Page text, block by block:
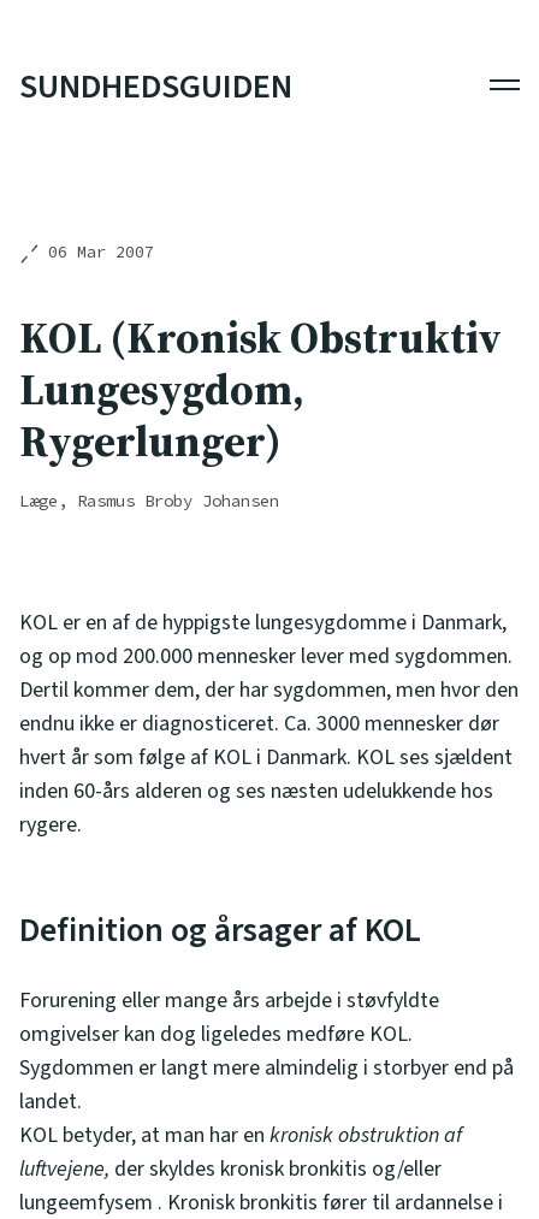
SUNDHEDSGUIDEN
06 Mar 2007
KOL (Kronisk Obstruktiv
Lungesygdom,
Rygerlunger)
Læge, Rasmus Broby Johansen
KOL er en af de hyppigste lungesygdomme i Danmark,
og op mod 200.000 mennesker lever med sygdommen.
Dertil kommer dem, der har sygdommen, men hvor den
endnu ikke er diagnosticeret. Ca. 3000 mennesker dør
hvert år som følge af KOL i Danmark. KOL ses sjældent
inden 60-års alderen og ses næsten udelukkende hos
rygere.
Definition og årsager af KOL
Forurening eller mange års arbejde i støvfyldte
omgivelser kan dog ligeledes medføre KOL.
Sygdommen er langt mere almindelig i storbyer end på
landet.
KOL betyder, at man har en kronisk obstruktion af
luftvejene, der skyldes kronisk bronkitis og/eller
lungeemfysem . Kronisk bronkitis fører til ardannelse i